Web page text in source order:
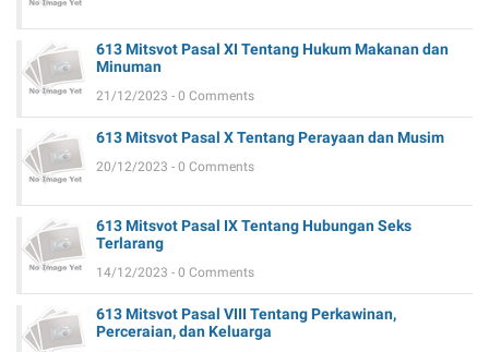
613 Mitsvot Pasal XI Tentang Hukum Makanan dan
Minuman
21/12/2023 - 0 Comments
613 Mitsvot Pasal X Tentang Perayaan dan Musim
20/12/2023 - 0 Comments
613 Mitsvot Pasal IX Tentang Hubungan Seks
Terlarang
14/12/2023 - 0 Comments
613 Mitsvot Pasal VIII Tentang Perkawinan,
Perceraian, dan Keluarga